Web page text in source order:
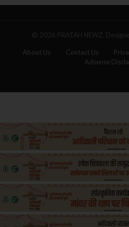
© 2026 PRATAH NEWZ.
About Us Contact Us
Adsense